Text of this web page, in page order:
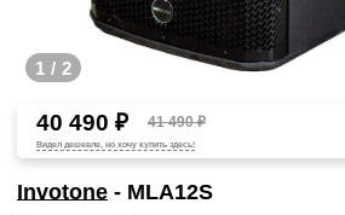
1 / 2
40 490 ₽ 41 490 ₽
Видел дешевле, но хочу купить здесь!
Invotone - MLA12S